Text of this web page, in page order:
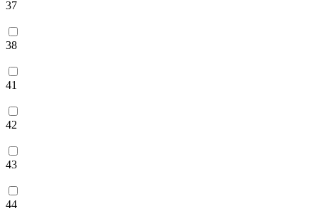
37
38
41
42
43
44